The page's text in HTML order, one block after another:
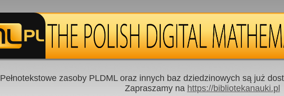
Pełnotekstowe zasoby PLDML oraz innych baz dziedzinowych są już
Zapraszamy na https://bibliotekanauki.pl